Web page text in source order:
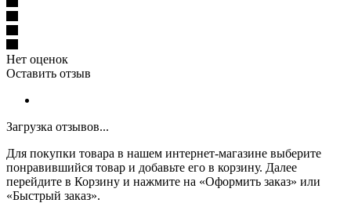
Нет оценок
Оставить отзыв
Загрузка отзывов...
Для покупки товара в нашем интернет-магазине выберите
понравившийся товар и добавьте его в корзину. Далее
перейдите в Корзину и нажмите на «Оформить заказ» или
«Быстрый заказ».